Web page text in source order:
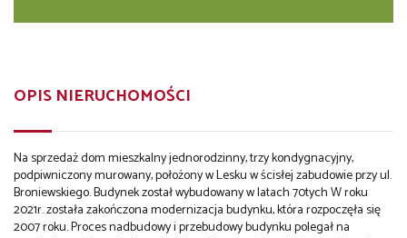
OPIS NIERUCHOMOŚCI
Na sprzedaż dom mieszkalny jednorodzinny, trzy kondygnacyjny,
podpiwniczony murowany, położony w Lesku w ścisłej zabudowie przy ul.
Broniewskiego. Budynek został wybudowany w latach 70tych W roku
2021r. została zakończona modernizacja budynku, która rozpoczęła się
2007 roku. Proces nadbudowy i przebudowy budynku polegał na